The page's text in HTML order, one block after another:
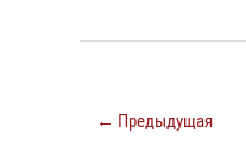
← Предыдущая